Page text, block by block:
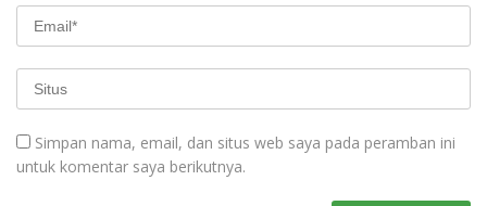
Simpan nama, email, dan situs web saya pada peramban ini
untuk komentar saya berikutnya.